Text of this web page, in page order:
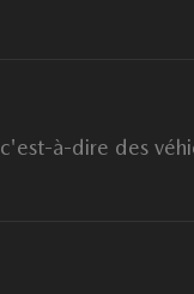
à-dire des